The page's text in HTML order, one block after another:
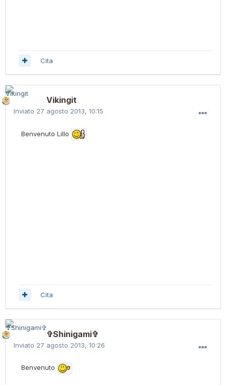
Cita
Vikingit
Inviato 27 agosto 2013, 10:15
Benvenuto Lillo
Cita
✞Shinigami✞
Inviato 27 agosto 2013, 10:26
Benvenuto